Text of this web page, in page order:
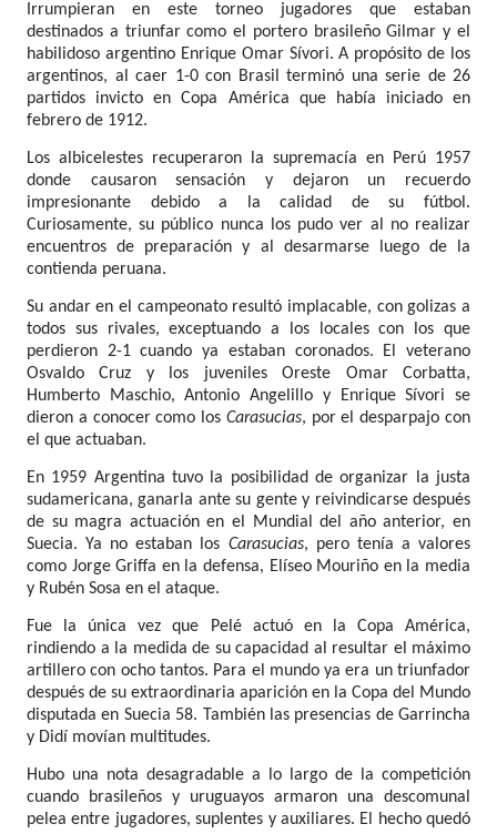
Irrumpieran en este torneo jugadores que estaban
destinados a triunfar como el portero brasileño Gilmar y el
habilidoso argentino Enrique Omar Sívori. A propósito de los
argentinos, al caer 1-0 con Brasil terminó una serie de 26
partidos invicto en Copa América que había iniciado en
febrero de 1912.
Los albicelestes recuperaron la supremacía en Perú 1957
donde causaron sensación y dejaron un recuerdo
impresionante debido a la calidad de su fútbol.
Curiosamente, su público nunca los pudo ver al no realizar
encuentros de preparación y al desarmarse luego de la
contienda peruana.
Su andar en el campeonato resultó implacable, con golizas a
todos sus rivales, exceptuando a los locales con los que
perdieron 2-1 cuando ya estaban coronados. El veterano
Osvaldo Cruz y los juveniles Oreste Omar Corbatta,
Humberto Maschio, Antonio Angelillo y Enrique Sívori se
dieron a conocer como los Carasucias, por el desparpajo con
el que actuaban.
En 1959 Argentina tuvo la posibilidad de organizar la justa
sudamericana, ganarla ante su gente y reivindicarse después
de su magra actuación en el Mundial del año anterior, en
Suecia. Ya no estaban los Carasucias, pero tenía a valores
como Jorge Griffa en la defensa, Elíseo Mouriño en la media
y Rubén Sosa en el ataque.
Fue la única vez que Pelé actuó en la Copa América,
rindiendo a la medida de su capacidad al resultar el máximo
artillero con ocho tantos. Para el mundo ya era un triunfador
después de su extraordinaria aparición en la Copa del Mundo
disputada en Suecia 58. También las presencias de Garrincha
y Didí movían multitudes.
Hubo una nota desagradable a lo largo de la competición
cuando brasileños y uruguayos armaron una descomunal
pelea entre jugadores, suplentes y auxiliares. El hecho quedó